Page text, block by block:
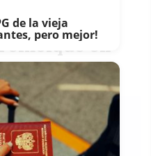
fallece
en
2019
de la vieja
pero mejor!